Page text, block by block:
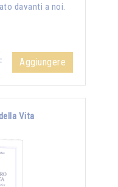
davanti a noi.
Aggiungere
Vita